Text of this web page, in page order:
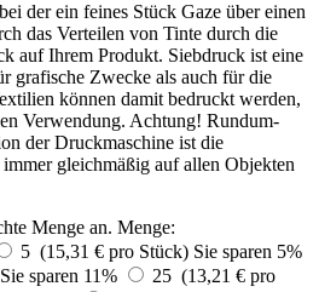
der ein feines Stück Gaze über einen
das Verteilen von Tinte durch die
auf Ihrem Produkt. Siebdruck ist eine
grafische Zwecke als auch für die
können damit bedruckt werden,
Verwendung. Achtung! Rundum-
der Druckmaschine ist die
gleichmäßig auf allen Objekten
Menge an. Menge:
5 (15,31 € pro Stück) Sie sparen 5%
Sie sparen 11%
25 (13,21 € pro